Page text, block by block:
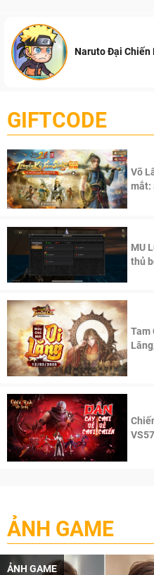
Naruto Đại Chiến
GIFTCODE
Võ
mắt:
MU
thủ
Tam
ẢNH GAME
ẢNH GAME